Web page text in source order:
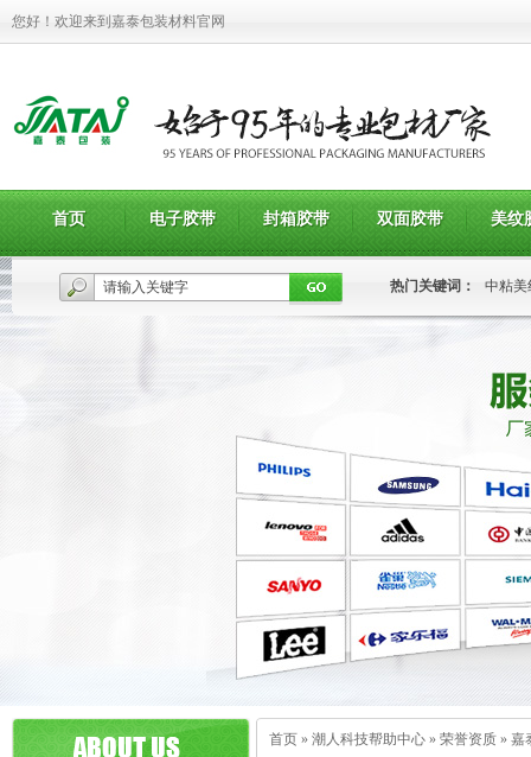
您好！欢迎来到嘉泰包装材料官网
首页 电子胶带 封箱胶带 双面胶带 美纹
热门关键词： 中粘美
首页 » 潮人科技帮助中心 » 荣誉资质 » 嘉